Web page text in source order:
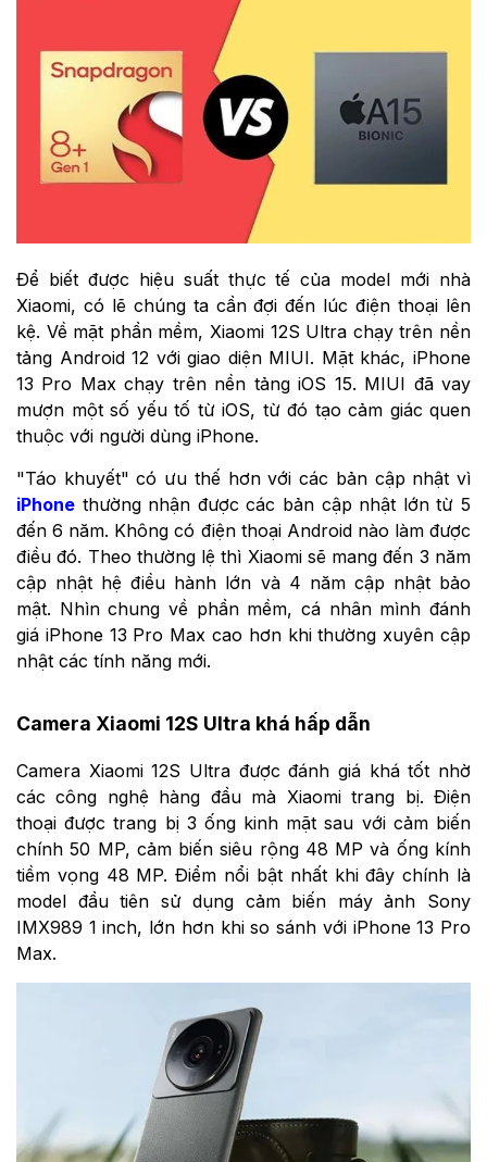
Để biết được hiệu suất thực tế của model mới nhà
Xiaomi, có lẽ chúng ta cần đợi đến lúc điện thoại lên
kệ. Về mặt phần mềm, Xiaomi 12S Ultra chạy trên nền
tảng Android 12 với giao diện MIUI. Mặt khác, iPhone
13 Pro Max chạy trên nền tảng iOS 15. MIUI đã vay
mượn một số yếu tố từ iOS, từ đó tạo cảm giác quen
thuộc với người dùng iPhone.
"Táo khuyết" có ưu thế hơn với các bản cập nhật vì
iPhone thường nhận được các bản cập nhật lớn từ 5
đến 6 năm. Không có điện thoại Android nào làm được
điều đó. Theo thường lệ thì Xiaomi sẽ mang đến 3 năm
cập nhật hệ điều hành lớn và 4 năm cập nhật bảo
mật. Nhìn chung về phần mềm, cá nhân mình đánh
giá iPhone 13 Pro Max cao hơn khi thường xuyên cập
nhật các tính năng mới.
Camera Xiaomi 12S Ultra khá hấp dẫn
Camera Xiaomi 12S Ultra được đánh giá khá tốt nhờ
các công nghệ hàng đầu mà Xiaomi trang bị. Điện
thoại được trang bị 3 ống kinh mặt sau với cảm biến
chính 50 MP, cảm biến siêu rộng 48 MP và ống kính
tiềm vọng 48 MP. Điểm nổi bật nhất khi đây chính là
model đầu tiên sử dụng cảm biến máy ảnh Sony
IMX989 1 inch, lớn hơn khi so sánh với iPhone 13 Pro
Max.